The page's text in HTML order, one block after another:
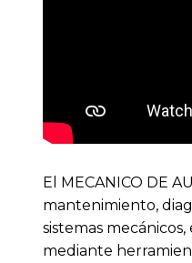
El MECANICO DE
mantenimiento,
sistemas
mediante